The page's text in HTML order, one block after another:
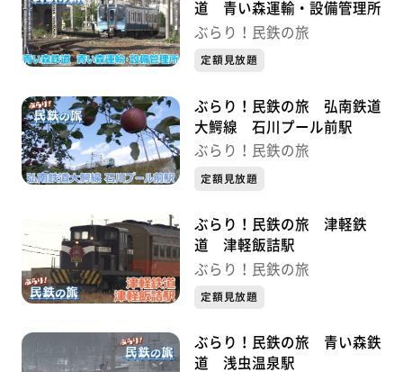
道 青い森運輸・設備管理所
ぶらり！民鉄の旅
定額見放題
ぶらり！民鉄の旅 弘南鉄道
大鰐線 石川プール前駅
ぶらり！民鉄の旅
定額見放題
ぶらり！民鉄の旅 津軽鉄
道 津軽飯詰駅
ぶらり！民鉄の旅
定額見放題
ぶらり！民鉄の旅 青い森鉄
道 浅虫温泉駅